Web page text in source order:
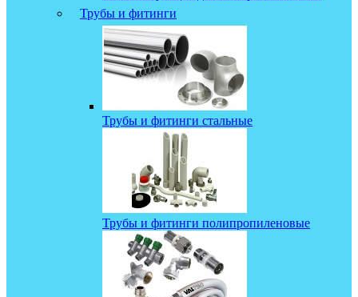
Трубы и фитинги
Трубы и фитинги стальные
Трубы и фитинги полипропиленовые